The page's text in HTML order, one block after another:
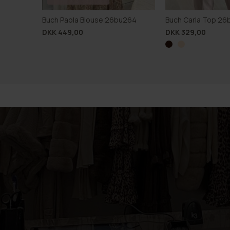
Buch Paola Blouse 26bu264
DKK 449,00
Buch Carla Top
DKK 329,00